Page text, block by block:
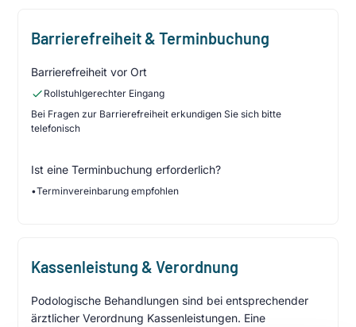
Barrierefreiheit & Terminbuchung
Barrierefreiheit vor Ort
Rollstuhlgerechter Eingang
Bei Fragen zur Barrierefreiheit erkundigen Sie sich bitte
telefonisch
Ist eine Terminbuchung erforderlich?
•Terminvereinbarung empfohlen
Kassenleistung & Verordnung
Podologische Behandlungen sind bei entsprechender
ärztlicher Verordnung Kassenleistungen. Eine